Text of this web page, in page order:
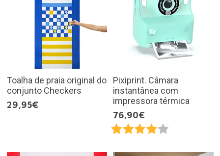
Toalha de praia original do
conjunto Checkers
29,95€
Pixiprint. Câmara
instantânea com
impressora térmica
76,90€